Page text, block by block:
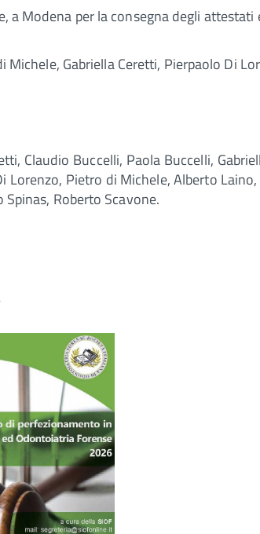
Modena per la consegna degli attestati
Gabriella Ceretti, Pierpaolo Di
Claudio Buccelli, Paola Buccelli,
Lorenzo, Pietro di Michele, Alberto
Roberto Scavone.